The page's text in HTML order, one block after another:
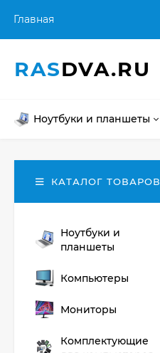
Главная
RASDVA.RU
Ноутбуки и планшеты
КАТАЛОГ ТОВАРОВ
Ноутбуки и
планшеты
Компьютеры
Мониторы
Комплектующие